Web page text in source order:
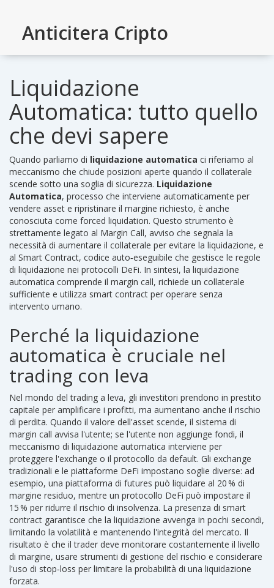
Anticitera Cripto
Liquidazione
Automatica: tutto quello
che devi sapere
Quando parliamo di liquidazione automatica ci riferiamo al
meccanismo che chiude posizioni aperte quando il collaterale
scende sotto una soglia di sicurezza. Liquidazione
Automatica, processo che interviene automaticamente per
vendere asset e ripristinare il margine richiesto, è anche
conosciuta come forced liquidation. Questo strumento è
strettamente legato al Margin Call, avviso che segnala la
necessità di aumentare il collaterale per evitare la liquidazione, e
al Smart Contract, codice auto‑eseguibile che gestisce le regole
di liquidazione nei protocolli DeFi. In sintesi, la liquidazione
automatica comprende il margin call, richiede un collaterale
sufficiente e utilizza smart contract per operare senza
intervento umano.
Perché la liquidazione
automatica è cruciale nel
trading con leva
Nel mondo del trading a leva, gli investitori prendono in prestito
capitale per amplificare i profitti, ma aumentano anche il rischio
di perdita. Quando il valore dell'asset scende, il sistema di
margin call avvisa l'utente; se l'utente non aggiunge fondi, il
meccanismo di liquidazione automatica interviene per
proteggere l'exchange o il protocollo da default. Gli exchange
tradizionali e le piattaforme DeFi impostano soglie diverse: ad
esempio, una piattaforma di futures può liquidare al 20 % di
margine residuo, mentre un protocollo DeFi può impostare il
15 % per ridurre il rischio di insolvenza. La presenza di smart
contract garantisce che la liquidazione avvenga in pochi secondi,
limitando la volatilità e mantenendo l'integrità del mercato. Il
risultato è che il trader deve monitorare costantemente il livello
di margine, usare strumenti di gestione del rischio e considerare
l'uso di stop‑loss per limitare la probabilità di una liquidazione
forzata.